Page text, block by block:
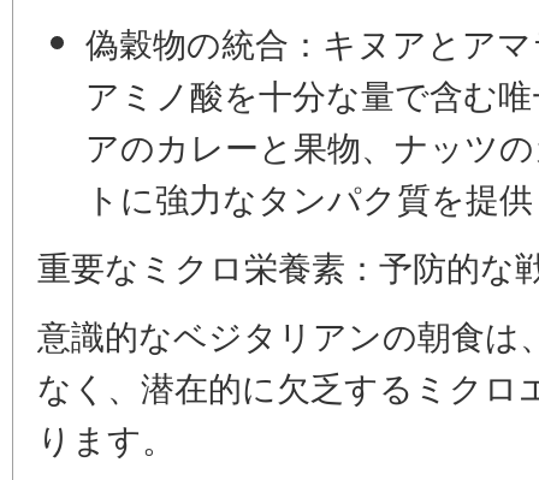
偽穀物の統合： キヌアとア
アミノ酸を十分な量で含む
アのカレーと果物、ナッツ
トに強力なタンパク質を提
重要なミクロ栄養素：予防的な
意識的なベジタリアンの朝食は
なく、潜在的に欠乏するミク
ります。